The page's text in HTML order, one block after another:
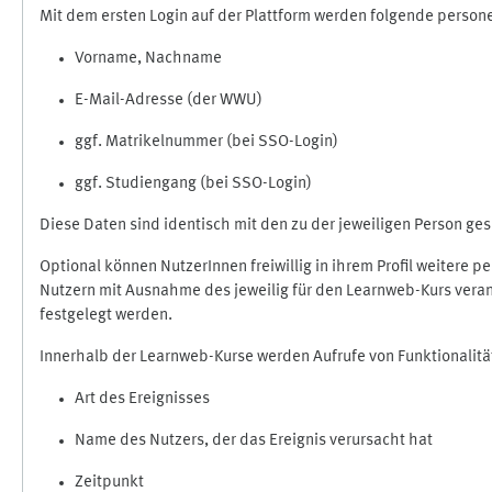
Mit dem ersten Login auf der Plattform werden folgende
Vorname, Nachname
E-Mail-Adresse (der WWU)
ggf. Matrikelnummer (bei SSO-Login)
ggf. Studiengang (bei SSO-Login)
Diese Daten sind identisch mit den zu der jeweiligen Person
Optional können NutzerInnen freiwillig in ihrem Profil weitere
Nutzern mit Ausnahme des jeweilig für den Learnweb-Kurs
festgelegt werden.
Innerhalb der Learnweb-Kurse werden Aufrufe von
Art des Ereignisses
Name des Nutzers, der das Ereignis verursacht hat
Zeitpunkt